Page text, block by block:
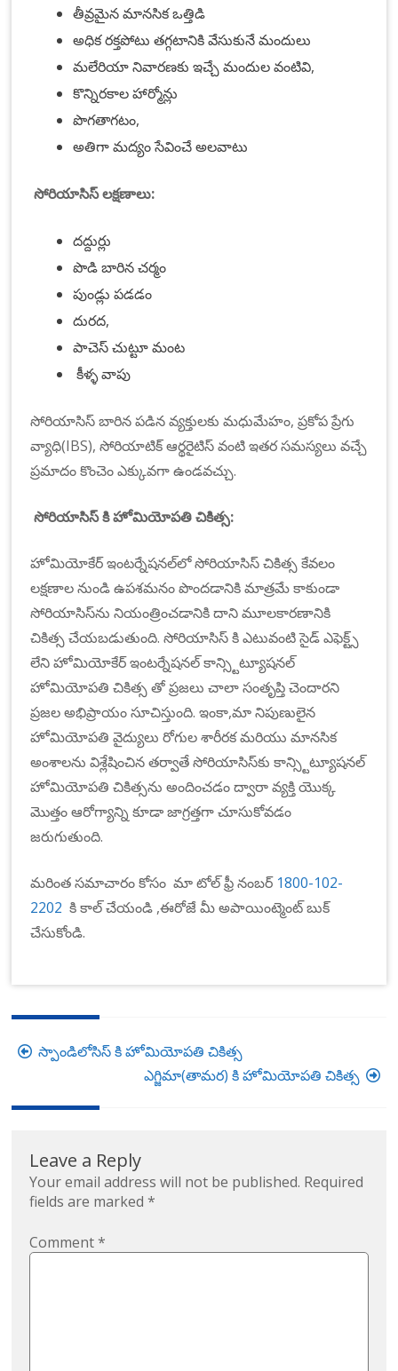
తీవ్రమైన మానసిక ఒత్తిడి
అధిక రక్తపోటు తగ్గటానికి వేసుకునే మందులు
మలేరియా నివారణకు ఇచ్చే మందుల వంటివి,
కొన్నిరకాలహార్మోన్లు
పొగతాగటం,
అతిగా మద్యం సేవించే అలవాటు
సోరియాసిస్ లక్షణాలు:
దద్దుర్లు
పొడి బారిన చర్మం
పుండ్లు పడడం
దురద,
పాచెస్ చుట్టూ మంట
కీళ్ళ వాపు
సోరియాసిస్ బారిన పడిన వ్యక్తులకు మధుమేహం, ప్రకోప ప్రేగు
వ్యాధి(IBS), సోరియాటిక్ ఆర్థరైటిస్ వంటి ఇతర సమస్యలు వచ్చే
ప్రమాదం కొంచెం ఎక్కువగా ఉండవచ్చు.
సోరియాసిస్ కి హోమియోపతి చికిత్స:
హోమియోకేర్ ఇంటర్నేషనల్‌లో సోరియాసిస్ చికిత్స కేవలం
లక్షణాల నుండి ఉపశమనం పొందడానికి మాత్రమే కాకుండా
సోరియాసిస్‌ను నియంత్రించడానికి దాని మూలకారణానికి
చికిత్స చేయబడుతుంది. సోరియాసిస్ కి ఎటువంటి సైడ్ ఎఫెక్ట్స్
లేని హోమియోకేర్ ఇంటర్నేషనల్ కాన్స్టిట్యూషనల్
హోమియోపతి చికిత్స తో ప్రజలు చాలా సంతృప్తి చెందారని
ప్రజల అభిప్రాయం సూచిస్తుంది. ఇంకా,మా నిపుణులైన
హోమియోపతి వైద్యులు రోగుల శారీరక మరియు మానసిక
అంశాలను విశ్లేషించిన తర్వాతే సోరియాసిస్‌కు కాన్స్టిట్యూషనల్
హోమియోపతి చికిత్సను అందించడం ద్వారా వ్యక్తి యొక్క
మొత్తం ఆరోగ్యాన్ని కూడా జాగ్రత్తగా చూసుకోవడం
జరుగుతుంది.
మరింత సమాచారం కోసం మా టోల్ ఫ్రీ నంబర్ 1800-102-
2202 కి కాల్ చేయండి ,ఈరోజే మీ అపాయింట్మెంట్ బుక్
చేసుకోండి.
Postస్పాండిలోసిస్ కి హోమియోపతి చికిత్స
ఎగ్జిమా(తామర) కి హోమియోపతి చికిత్స
Leave a Reply
Your email address will not be published. Required
fields are marked*
Comment*